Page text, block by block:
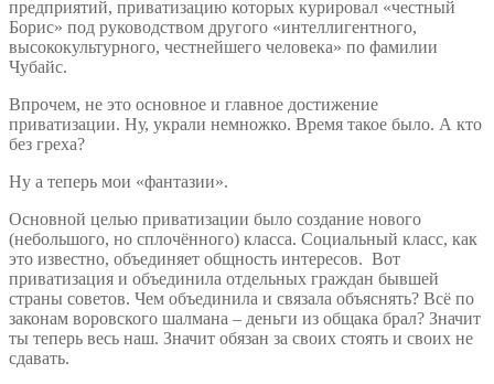
предприятий, приватизацию которых курировал «честный
Борис» под руководством другого «интеллигентного,
высококультурного, честнейшего человека» по фамилии
Чубайс.
Впрочем, не это основное и главное достижение
приватизации. Ну, украли немножко. Время такое было. А кто
без греха?
Ну а теперь мои «фантазии».
Основной целью приватизации было создание нового
(небольшого, но сплочённого) класса. Социальный класс, как
это известно, объединяет общность интересов. Вот
приватизация и объединила отдельных граждан бывшей
страны советов. Чем объединила и связала объяснять? Всё по
законам воровского шалмана – деньги из общака брал? Значит
ты теперь весь наш. Значит обязан за своих стоять и своих не
сдавать.